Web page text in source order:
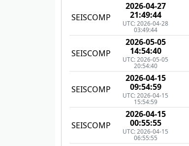
SEISCOMP
2026-04-27
21:49:44
UTC: 2026-04-28
03:49:44
SEISCOMP
2026-05-05
14:54:40
UTC: 2026-05-05
20:54:40
SEISCOMP
2026-04-15
09:54:59
UTC: 2026-04-15
15:54:59
SEISCOMP
2026-04-15
00:55:55
UTC: 2026-04-15
06:55:55